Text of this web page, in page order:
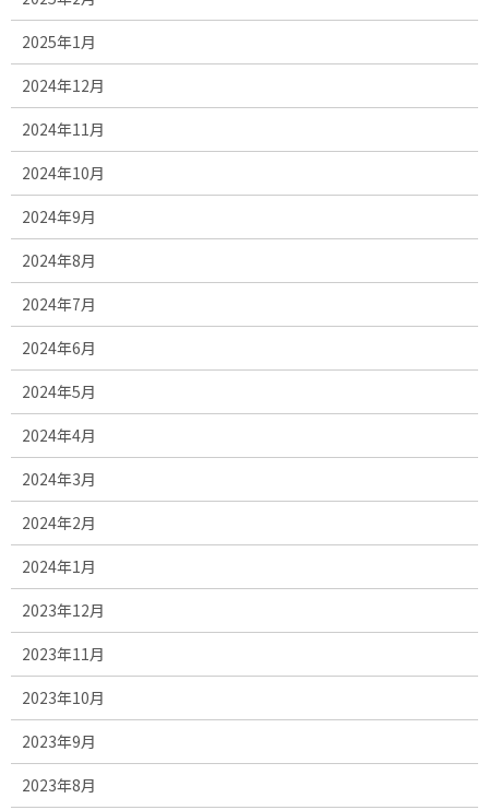
2025年1月
2024年12月
2024年11月
2024年10月
2024年9月
2024年8月
2024年7月
2024年6月
2024年5月
2024年4月
2024年3月
2024年2月
2024年1月
2023年12月
2023年11月
2023年10月
2023年9月
2023年8月